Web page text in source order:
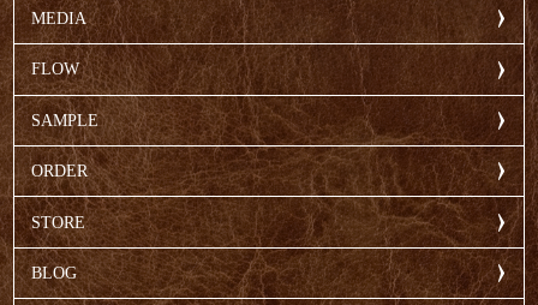
MEDIA
FLOW
SAMPLE
ORDER
STORE
BLOG